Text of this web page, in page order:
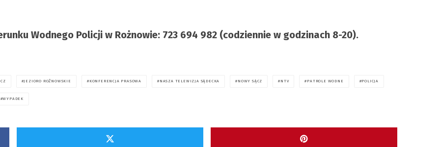
Wodnego Policji w Rożnowie: 723 694 982 (codziennie w godzinach 8-20).
JEZIORO ROŻNOWSKIE KONFERENCJA PRASOWA NASZA TELEWIZJA SĄDECKA NOWY SĄCZ NTV PATROLE WODNE POLICJA
WYPADEK